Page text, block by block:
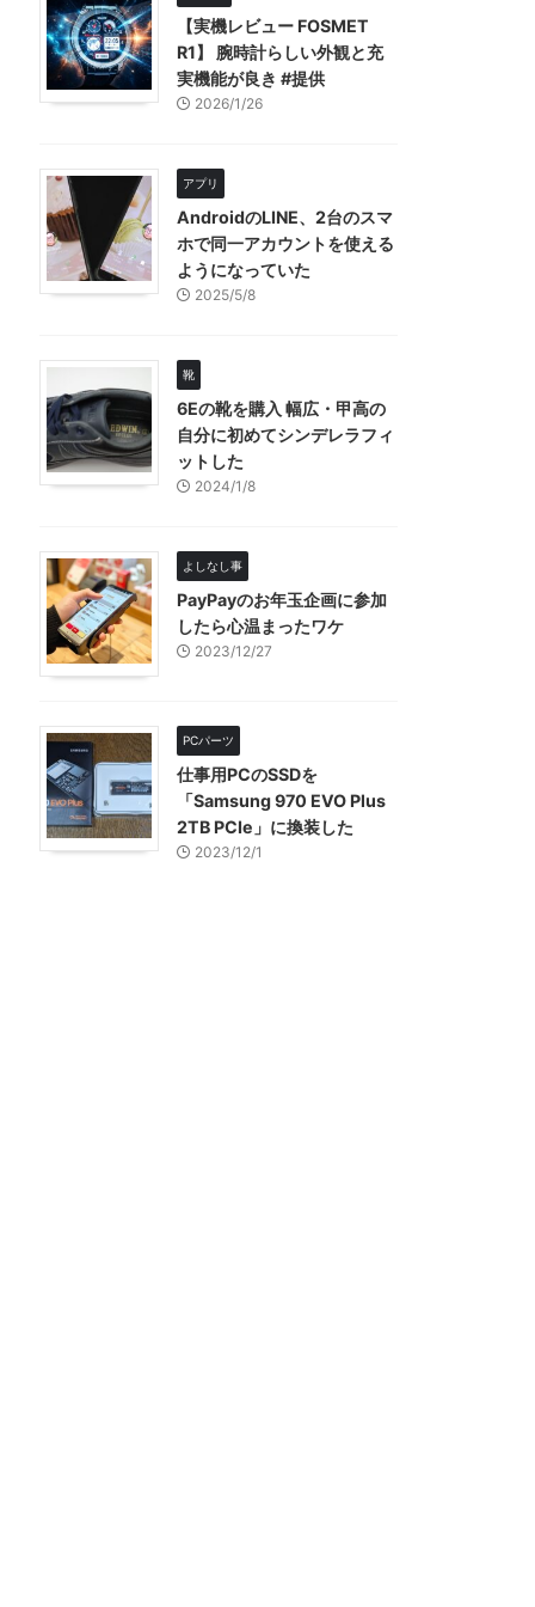
【実機レビュー FOSMET
R1】 腕時計らしい外観と充
実機能が良き #提供
2026/1/26
アプリ
AndroidのLINE、2台のスマ
ホで同一アカウントを使える
ようになっていた
2025/5/8
靴
6Eの靴を購入 幅広・甲高の
自分に初めてシンデレラフィ
ットした
2024/1/8
よしなし事
PayPayのお年玉企画に参加
したら心温まったワケ
2023/12/27
PCパーツ
仕事用PCのSSDを
「Samsung 970 EVO Plus
2TB PCIe」に換装した
2023/12/1